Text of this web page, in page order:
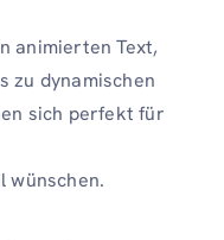
animierten Text,
zu dynamischen
sich perfekt für
wünschen.